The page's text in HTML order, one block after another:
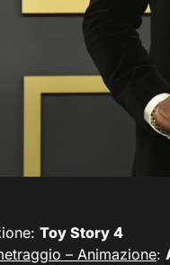
Toy Story 4
– Animazione: